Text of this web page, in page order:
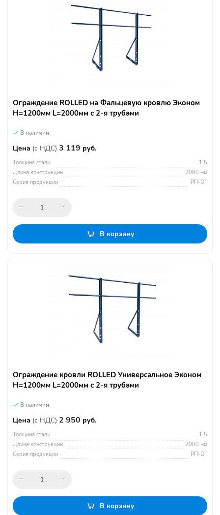
Ограждение ROLLED на Фальцевую кровлю Эконом
H=1200мм L=2000мм с 2-я трубами
В наличии
Цена (с НДС) 3 119 руб.
Толщина стали
1,5
Длина конструкции
2000 мм
Серия продукции
РП-ОГ
В корзину
Ограждение кровли ROLLED Универсальное Эконом
H=1200мм L=2000мм с 2-я трубами
В наличии
Цена (с НДС) 2 950 руб.
Толщина стали
1,5
Длина конструкции
2000 мм
Серия продукции
РП-ОГ
В корзину